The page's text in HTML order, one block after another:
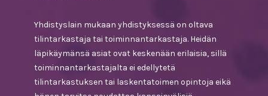
Yhdistyslain mukaan yhdistyksessä on oltava
tilintarkastaja tai toiminnantarkastaja. Heidän
läpikäymänsä asiat ovat keskenään erilaisia, sillä
toiminnantarkastajalta ei edellytetä
tilintarkastuksen tai laskentatoimen opintoja eikä